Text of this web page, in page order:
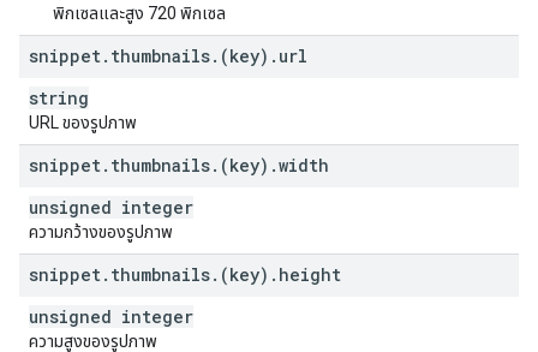
พิกเซลและสูง 720 พิกเซล
snippet. thumbnails. (key) . url
string
URL ของรูปภาพ
snippet. thumbnails. (key) .width
unsigned integer
ความกว้างของรูปภาพ
snippet. thumbnails. (key) . height
unsigned integer
ความสูงของรูปภาพ